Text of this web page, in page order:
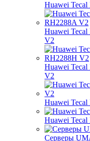
Huawei
Huawei
V2
Huawei
V2
Huawei
Huawei Tecal
Серверы